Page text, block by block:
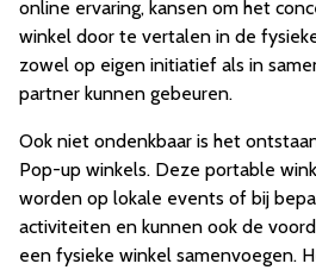
online ervaring, kansen om het
winkel door te vertalen in de
zowel op eigen initiatief als in
partner kunnen gebeuren.
Ook niet ondenkbaar is het
Pop-up winkels. Deze portable
worden op lokale events of bij
activiteiten en kunnen ook de
een fysieke winkel samenvoegen.